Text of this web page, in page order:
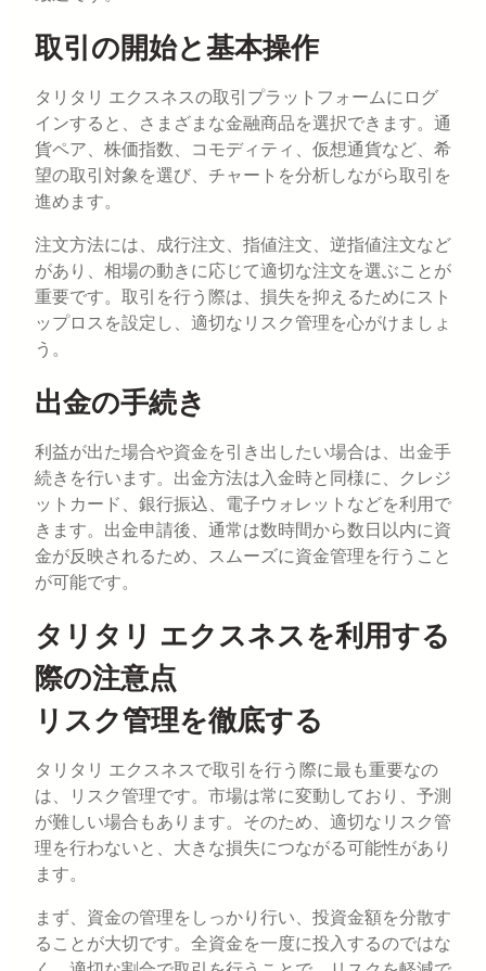
取引の開始と基本操作
タリタリ エクスネスの取引プラットフォームにログ
インすると、さまざまな金融商品を選択できます。通
貨ペア、株価指数、コモディティ、仮想通貨など、希
望の取引対象を選び、チャートを分析しながら取引を
進めます。
注文方法には、成行注文、指値注文、逆指値注文など
があり、相場の動きに応じて適切な注文を選ぶことが
重要です。取引を行う際は、損失を抑えるためにスト
ップロスを設定し、適切なリスク管理を心がけましょ
う。
出金の手続き
利益が出た場合や資金を引き出したい場合は、出金手
続きを行います。出金方法は入金時と同様に、クレジ
ットカード、銀行振込、電子ウォレットなどを利用で
きます。出金申請後、通常は数時間から数日以内に資
金が反映されるため、スムーズに資金管理を行うこと
が可能です。
タリタリ エクスネスを利用する
際の注意点
リスク管理を徹底する
タリタリ エクスネスで取引を行う際に最も重要なの
は、リスク管理です。市場は常に変動しており、予測
が難しい場合もあります。そのため、適切なリスク管
理を行わないと、大きな損失につながる可能性があり
ます。
まず、資金の管理をしっかり行い、投資金額を分散す
ることが大切です。全資金を一度に投入するのではな